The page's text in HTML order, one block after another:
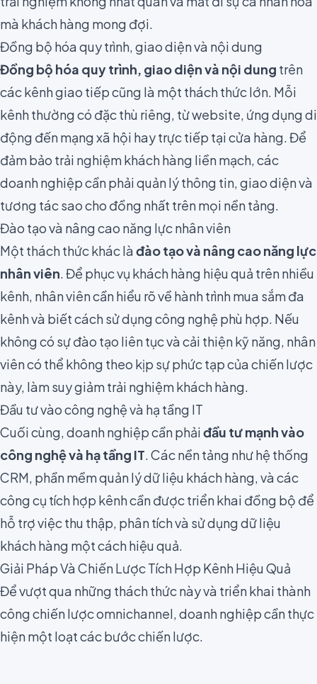
mà khách hàng mong đợi.
Đồng bộ hóa quy trình, giao diện và nội dung
Đồng bộ hóa quy trình, giao diện và nội dung trên
các kênh giao tiếp cũng là một thách thức lớn. Mỗi
kênh thường có đặc thù riêng, từ website, ứng dụng di
động đến mạng xã hội hay trực tiếp tại cửa hàng. Để
đảm bảo trải nghiệm khách hàng liền mạch, các
doanh nghiệp cần phải quản lý thông tin, giao diện và
tương tác sao cho đồng nhất trên mọi nền tảng.
Đào tạo và nâng cao năng lực nhân viên
Một thách thức khác làđào tạo và nâng cao năng lực
nhân viên . Để phục vụ khách hàng hiệu quả trên nhiều
kênh, nhân viên cần hiểu rõ về hành trình mua sắm đa
kênh và biết cách sử dụng công nghệ phù hợp. Nếu
không có sự đào tạo liên tục và cải thiện kỹ năng, nhân
viên có thể không theo kịp sự phức tạp của chiến lược
này, làm suy giảm trải nghiệm khách hàng.
Đầu tư vào công nghệ và hạ tầng IT
Cuối cùng, doanh nghiệp cần phảiđầu tư mạnh vào
công nghệ và hạ tầng IT . Các nền tảng như hệ thống
CRM, phần mềm quản lý dữ liệu khách hàng, và các
công cụ tích hợp kênh cần được triển khai đồng bộ để
hỗ trợ việc thu thập, phân tích và sử dụng dữ liệu
khách hàng một cách hiệu quả.
Giải Pháp Và Chiến Lược Tích Hợp Kênh Hiệu Quả
Để vượt qua những thách thức này và triển khai thành
công chiến lược omnichannel, doanh nghiệp cần thực
hiện một loạt các bước chiến lược.